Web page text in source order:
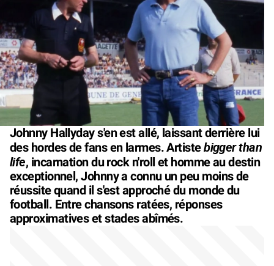
Johnny Hallyday s'en est allé, laissant derrière lui
des hordes de fans en larmes. Artistebigger than
life, incarnation du rock n'roll et homme au destin
exceptionnel, Johnny a connu un peu moins de
réussite quand il s'est approché du monde du
football. Entre chansons ratées, réponses
approximatives et stades abîmés.